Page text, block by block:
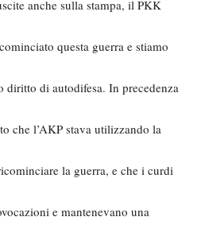
anche sulla stampa, il PKK
questa guerra e stiamo
diritto di autodifesa. In precedenza
che l’AKP stava utilizzando la
la guerra, e che i curdi
e mantenevano una